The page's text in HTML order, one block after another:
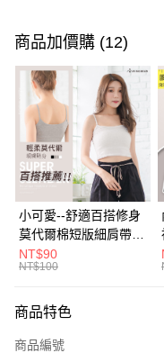
信用卡一次付款
超商取貨付款
LINE Pay
Apple Pay
街口支付
悠遊付
Google Pay
全盈+PAY
大哥付你分期
【大哥付你分期使用說明】
商品加價購 (12)
小可愛--舒適百搭修身
莫代爾棉短版細肩帶素
色背心(白.黑.灰L-2L)-
U582眼圈熊中大尺碼
NT$90
NT$100
商品特色
商品編號